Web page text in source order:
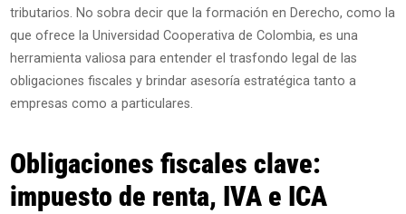
tributarios. No sobra decir que la formación en Derecho, como la
que ofrece la Universidad Cooperativa de Colombia, es una
herramienta valiosa para entender el trasfondo legal de las
obligaciones fiscales y brindar asesoría estratégica tanto a
empresas como a particulares.
Obligaciones fiscales clave:
impuesto de renta, IVA e ICA